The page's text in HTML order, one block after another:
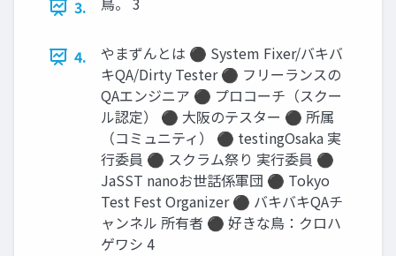
3.
4.
やまずんとは ⚫ System Fixer/バキバ
キQA/Dirty Tester ⚫ フリーランスの
QAエンジニア ⚫ プロコーチ（スクー
ル認定） ⚫ 大阪のテスター ⚫ 所属
（コミュニティ） ⚫ testingOsaka 実
行委員 ⚫ スクラム祭り 実行委員 ⚫
JaSST nanoお世話係軍団 ⚫ Tokyo
Test Fest Organizer ⚫ バキバキQAチ
ャンネル 所有者 ⚫ 好きな鳥：クロハ
ゲワシ 4